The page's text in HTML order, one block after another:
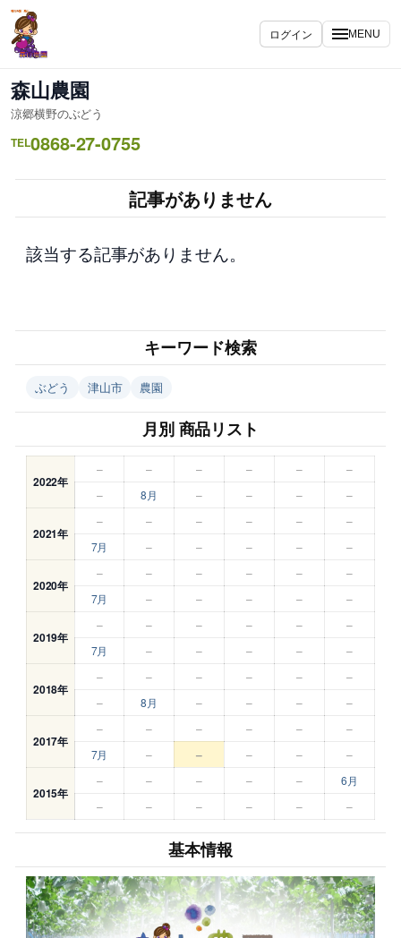
内
容
を
ス
キ
ッ
プ
ログイン MENU
森山農園
涼郷横野のぶどう
TEL0868-27-0755
記事がありません
該当する記事がありません。
キーワード検索
ぶどう 津山市 農園
月別 商品リスト
2022年
– – – – –
–
–
8月 – – – –
2021年
– – – – –
–
7月
– – – – –
2020年
– – – – –
–
7月
– – – – –
2019年
– – – – –
–
7月
– – – – –
2018年
– – – – –
–
–
8月 – – – –
2017年
– – – – –
–
7月
– – – – –
2015年
– – – – –
6月
–
– – – – –
基本情報